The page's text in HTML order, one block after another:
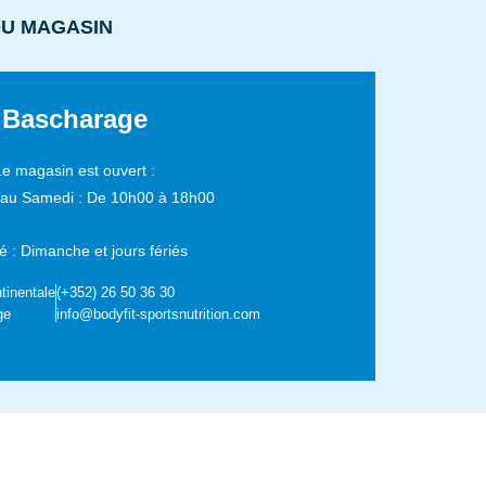
MAGASIN
Bascharage
magasin est ouvert :
Samedi : De 10h00 à 18h00
: Dimanche et jours fériés
(+352) 26 50 36 30
info@bodyfit-sportsnutrition.com